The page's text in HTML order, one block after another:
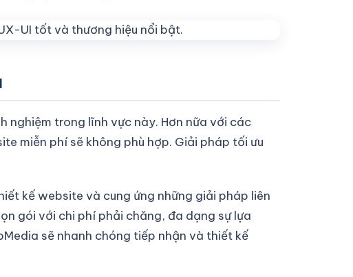
nghiệm trong lĩnh vực này. Hơn nữa với các
miễn phí sẽ không phù hợp. Giải pháp tối ưu
kế website và cung ứng những giải pháp liên
gói với chi phí phải chăng, đa dạng sự lựa
sẽ nhanh chóng tiếp nhận và thiết kế